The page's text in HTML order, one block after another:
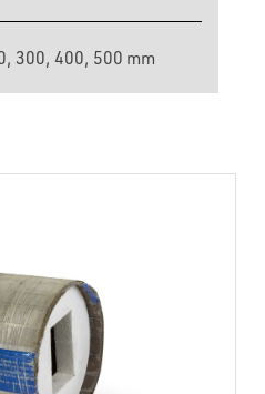
300, 400, 500 mm